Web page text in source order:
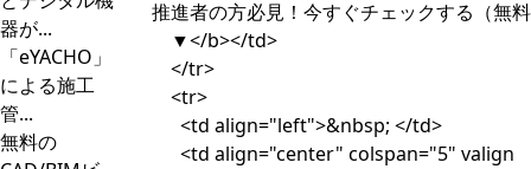
器が...
「eYACHO」
による施工
管...
無料の
推進者の方必見！今すぐチェックする（無
▼</b></td>
</tr>
<tr>
<td align="left">&nbsp; </td>
<td align="center" colspan="5" valign